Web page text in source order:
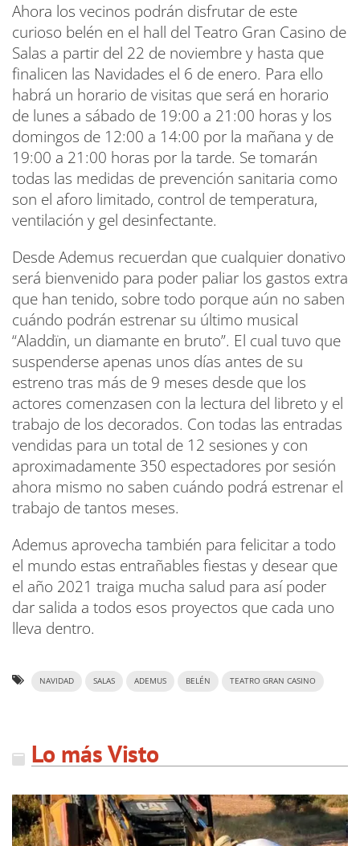
Ahora los vecinos podrán disfrutar de este
curioso belén en el hall del Teatro Gran Casino de
Salas a partir del 22 de noviembre y hasta que
finalicen las Navidades el 6 de enero. Para ello
habrá un horario de visitas que será en horario
de lunes a sábado de 19:00 a 21:00 horas y los
domingos de 12:00 a 14:00 por la mañana y de
19:00 a 21:00 horas por la tarde. Se tomarán
todas las medidas de prevención sanitaria como
son el aforo limitado, control de temperatura,
ventilación y gel desinfectante.
Desde Ademus recuerdan que cualquier donativo
será bienvenido para poder paliar los gastos extra
que han tenido, sobre todo porque aún no saben
cuándo podrán estrenar su último musical
“Aladdïn, un diamante en bruto”. El cual tuvo que
suspenderse apenas unos días antes de su
estreno tras más de 9 meses desde que los
actores comenzasen con la lectura del libreto y el
trabajo de los decorados. Con todas las entradas
vendidas para un total de 12 sesiones y con
aproximadamente 350 espectadores por sesión
ahora mismo no saben cuándo podrá estrenar el
trabajo de tantos meses.
Ademus aprovecha también para felicitar a todo
el mundo estas entrañables fiestas y desear que
el año 2021 traiga mucha salud para así poder
dar salida a todos esos proyectos que cada uno
lleva dentro.
NAVIDAD SALAS ADEMUS BELÉN TEATRO GRAN CASINO
Lo más Visto